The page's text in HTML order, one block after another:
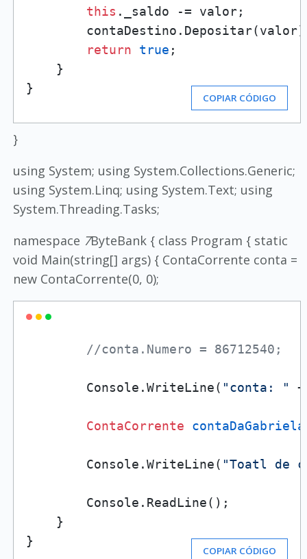
this ._saldo -= valor;
return
true ;
    }
}
COPIAR CÓDIGO
}
using System; using System.Collections.Generic;
using System.Linq; using System.Text; using
System.Threading.Tasks;
namespace 7ByteBank { class Program { static
void Main(string[] args) { ContaCorrente conta =
new ContaCorrente(0, 0);
//conta.Numero = 86712540;
        Console.WriteLine(
"conta: "
ContaCorrente contaDaGabriela
        Console.WriteLine(
"Toatl de
        Console.ReadLine();
    }
}
COPIAR CÓDIGO